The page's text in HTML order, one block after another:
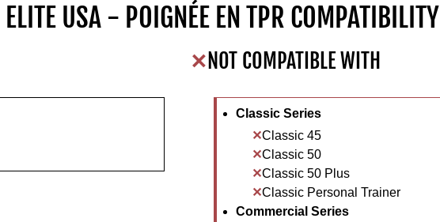
ELITE USA - POIGNÉE EN TPR COMPATIBILITY
NOT COMPATIBLE WITH
Classic Series
Classic 45
Classic 50
Classic 50 Plus
Classic Personal Trainer
Commercial Series